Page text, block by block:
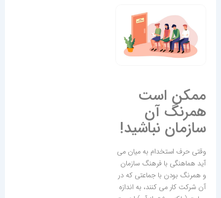
ممکن است
همرنگ آن
سازمان نباشید!
وقتی حرف استخدام به میان می
آید هماهنگی با فرهنگ سازمان
و همرنگ بودن با جماعتی که در
آن شرکت کار می کنند، به اندازه